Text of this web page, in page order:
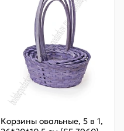
Корзины овальные, 5 в 1,